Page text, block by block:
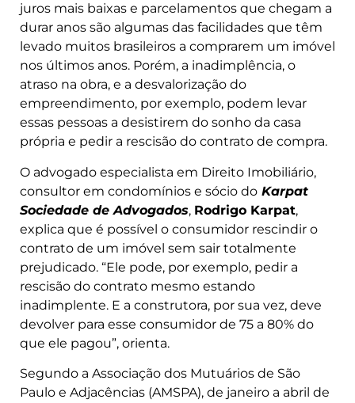
juros mais baixas e parcelamentos que chegam a
durar anos são algumas das facilidades que têm
levado muitos brasileiros a comprarem um imóvel
nos últimos anos. Porém, a inadimplência, o
atraso na obra, e a desvalorização do
empreendimento, por exemplo, podem levar
essas pessoas a desistirem do sonho da casa
própria e pedir a rescisão do contrato de compra.
O advogado especialista em Direito Imobiliário,
consultor em condomínios e sócio do Karpat
Sociedade de Advogados, Rodrigo Karpat,
explica que é possível o consumidor rescindir o
contrato de um imóvel sem sair totalmente
prejudicado. “Ele pode, por exemplo, pedir a
rescisão do contrato mesmo estando
inadimplente. E a construtora, por sua vez, deve
devolver para esse consumidor de 75 a 80% do
que ele pagou”, orienta.
Segundo a Associação dos Mutuários de São
Paulo e Adjacências (AMSPA), de janeiro a abril de